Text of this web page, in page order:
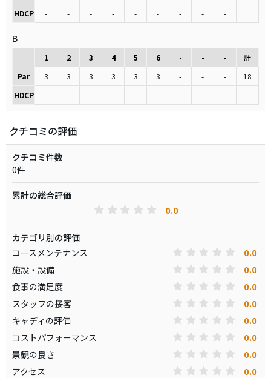
HDCP
- - - - - - - - -
B
1 2 3 4 5 6 - - -
計
Par
3 3 3 3 3 3 - - -
18
HDCP
- - - - - - - - -
クチコミの評価
クチコミ件数
0件
累計の総合評価
0.0
カテゴリ別の評価
コースメンテナンス
0.0
施設・設備 0.0
食事の満足度 0.0
スタッフの接客 0.0
キャディの評価 0.0
コストパフォーマンス 0.0
景観の良さ 0.0
アクセス 0.0